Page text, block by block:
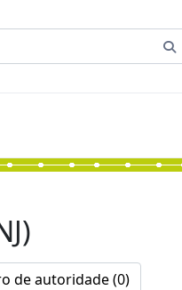
de autoridade (0)